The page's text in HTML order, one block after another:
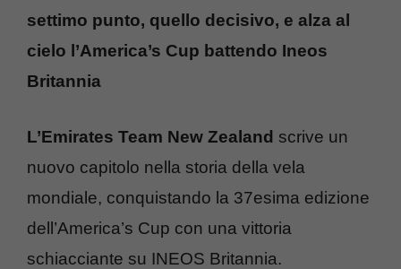
settimo punto, quello decisivo, e alza al
cielo l’America’s Cup battendo Ineos
Britannia
L’Emirates Team New Zealand scrive un
nuovo capitolo nella storia della vela
mondiale, conquistando la 37esima edizione
dell’America’s Cup con una vittoria
schiacciante su INEOS Britannia.